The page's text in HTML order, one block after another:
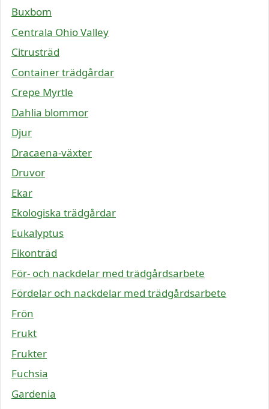
Buxbom
Centrala Ohio Valley
Citrusträd
Container trädgårdar
Crepe Myrtle
Dahlia blommor
Djur
Dracaena-växter
Druvor
Ekar
Ekologiska trädgårdar
Eukalyptus
Fikonträd
För- och nackdelar med trädgårdsarbete
Fördelar och nackdelar med trädgårdsarbete
Frön
Frukt
Frukter
Fuchsia
Gardenia